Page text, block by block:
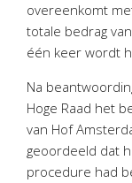
overeenkomt
totale bedrag
één keer wordt
Na
Hoge Raad het
van Hof
geoordeeld dat
procedure had